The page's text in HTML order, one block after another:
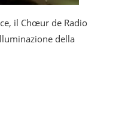
il Chœur de Radio
della